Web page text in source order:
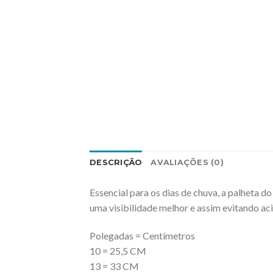
DESCRIÇÃO AVALIAÇÕES (0)
Essencial para os dias de chuva, a palheta
uma visibilidade melhor e assim evitando
Polegadas = Centímetros
10 = 25,5 CM
13 = 33